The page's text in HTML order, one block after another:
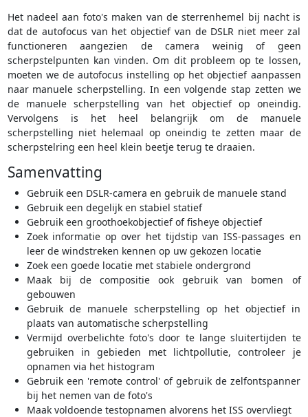
Het nadeel aan foto's maken van de sterrenhemel bij nacht is
dat de autofocus van het objectief van de DSLR niet meer zal
functioneren aangezien de camera weinig of geen
scherpstelpunten kan vinden. Om dit probleem op te lossen,
moeten we de autofocus instelling op het objectief aanpassen
naar manuele scherpstelling. In een volgende stap zetten we
de manuele scherpstelling van het objectief op oneindig.
Vervolgens is het heel belangrijk om de manuele
scherpstelling niet helemaal op oneindig te zetten maar de
scherpstelring een heel klein beetje terug te draaien.
Samenvatting
Gebruik een DSLR-camera en gebruik de manuele stand
Gebruik een degelijk en stabiel statief
Gebruik een groothoekobjectief of fisheye objectief
Zoek informatie op over het tijdstip van ISS-passages en
leer de windstreken kennen op uw gekozen locatie
Zoek een goede locatie met stabiele ondergrond
Maak bij de compositie ook gebruik van bomen of
gebouwen
Gebruik de manuele scherpstelling op het objectief in
plaats van automatische scherpstelling
Vermijd overbelichte foto's door te lange sluitertijden te
gebruiken in gebieden met lichtpollutie, controleer je
opnamen via het histogram
Gebruik een 'remote control' of gebruik de zelfontspanner
bij het nemen van de foto's
Maak voldoende testopnamen alvorens het ISS overvliegt